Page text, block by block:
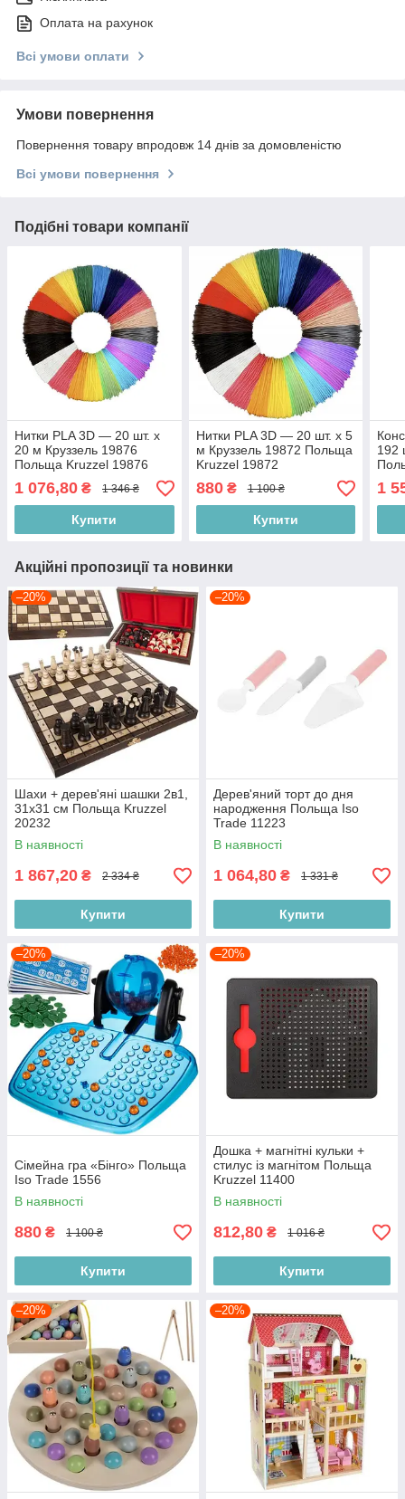
Оплата на рахунок
Всі умови оплати
Умови повернення
Повернення товару впродовж 14 днів за домовленістю
Всі умови повернення
Подібні товари компанії
Нитки PLA 3D — 20 шт. х
20 м Круззель 19876
Польща Kruzzel 19876
1 076,80 ₴ 1 346 ₴
Купити
Нитки PLA 3D — 20 шт. х 5
м Круззель 19872 Польща
Kruzzel 19872
880₴ 1 100 ₴
Купити
192
1
Акційні пропозиції та новинки
–20%
Шахи + дерев'яні шашки 2в1,
31х31 см Польща Kruzzel
20232
В наявності
1 867,20 ₴ 2 334 ₴
Купити
–20%
Дерев'яний торт до дня
народження Польща Iso
Trade 11223
В наявності
1 064,80 ₴ 1 331 ₴
Купити
–20%
Сімейна гра «Бінго» Польща
Iso Trade 1556
В наявності
880 ₴ 1 100 ₴
Купити
–20%
Дошка + магнітні кульки +
стилус із магнітом Польща
Kruzzel 11400
В наявності
812,80 ₴ 1 016 ₴
Купити
–20% –20%